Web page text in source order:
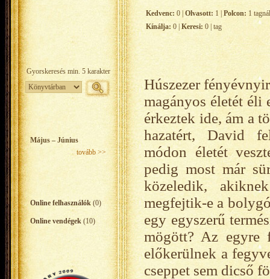
Május – Június
tovább >>
Online felhasználók (0)
Online vendégek (10)
Kedvenc: 0 | Olvasott: 1 | Polcon: 1 tagnál
Kínálja: 0 | Keresi: 0 | tag
Húszezer
magányos életét
érkeztek ide, ám a
hazatért, David
módon életét
pedig most már
közeledik,
megfejtik-e a
egy egyszerű
mögött? Az egyre
előkerülnek a
cseppet sem dicső